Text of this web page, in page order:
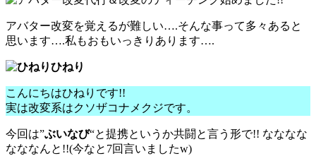
アバター改変を覚えるが難しい….そんな事って多々あると
思います….私もおもいっきりあります….
ひねり
こんにちはひねりです!!
実は改変系はクソザコナメクジです。
今回は”ぶいなび“と提携というか共闘と言う形で!! なななな
なななんと!!(今なと7回言いましたw)